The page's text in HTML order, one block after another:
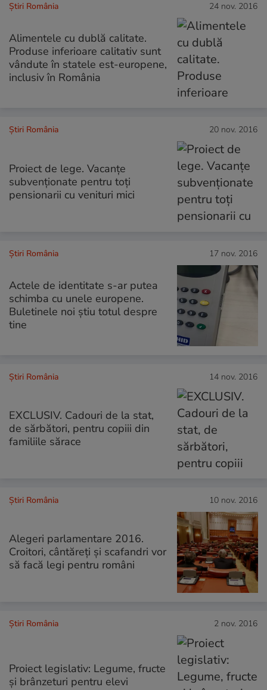
Știri România 24 nov. 2016
Alimentele cu dublă calitate.
Produse inferioare calitativ sunt
vândute în statele est-europene,
inclusiv în România
Știri România 20 nov. 2016
Proiect de lege. Vacanțe
subvenționate pentru toți
pensionarii cu venituri mici
Știri România 17 nov. 2016
Actele de identitate s-ar putea
schimba cu unele europene.
Buletinele noi știu totul despre
tine
Știri România 14 nov. 2016
EXCLUSIV. Cadouri de la stat,
de sărbători, pentru copiii din
familiile sărace
Știri România 10 nov. 2016
Alegeri parlamentare 2016.
Croitori, cântăreți și scafandri vor
să facă legi pentru români
Știri România 2 nov. 2016
Proiect legislativ: Legume, fructe
și brânzeturi pentru elevi